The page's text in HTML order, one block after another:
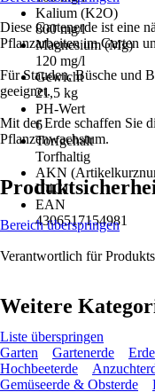
Kalium (K2O)
800 mg/l
Magnesium (Mg)
120 mg/l
Gewicht
21,5 kg
PH-Wert
6
Torfgehalt
Torfhaltig
AKN
U4CJ
EAN
4306517154981
Diese Gartenerde ist eine
Pflanzarbeiten im Garten
Für Stauden, Büsche und
geeignet.
Mit der Erde schaffen Sie
Pflanzenwachstum.
Bereich überspringen
Verantwortlich für
Weitere
Liste überspringen
Garten
Gartenerde Erde
Hochbeeterde
Gemüseerde & Obsterde